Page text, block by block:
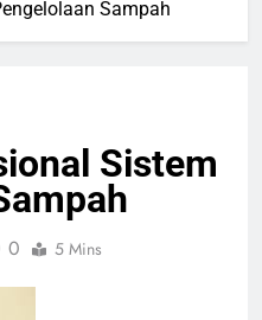
Sampah
Sistem
0 5 Mins